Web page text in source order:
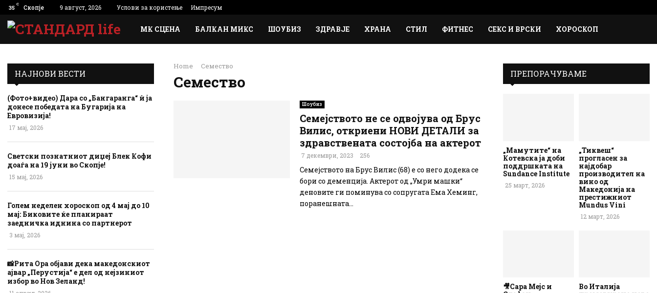
35 C Скопје 9 август, 2026 Услови за користење Импресум
МК СЦЕНА БАЛКАН МИКС ШОУБИЗ ЗДРАВЈЕ ХРАНА СТИЛ ФИТНЕС СЕКС И ВРСКИ ХОРОСКОП
Home Семество
Семество
Шоубиз
Семејството не се одвојува од Брус
Вилис, откриени НОВИ ДЕТАЛИ за
здравствената состојба на актерот
7 декември, 2023 256
Семејството на Брус Вилис (68) е со него додека се
бори со деменција. Актерот од „Умри машки“
деновите ги поминува со сопругата Ема Хеминг,
поранешната...
НАЈНОВИ ВЕСТИ
(Фото+видео) Дара со „Бангаранга“ ѝ ја
донесе победата на Бугарија на
Евровизија!
17 мај, 2026
Светски познатниот диџеј Блек Кофи
доаѓа на 19 јуни во Скопје!
15 мај, 2026
Голем неделен хороскоп од 4 мај до 10
мај: Биковите ќе планираат
заедничка иднина со партнерот
3 мај, 2026
📸Рита Ора објави дека македонскиот
ајвар „Перустија“ е дел од нејзиниот
избор во Нов Зеланд!
ПРЕПОРАЧУВАМЕ
„Мамутите“ на
Котевска ја доби
поддршката на
Sundance Institute
25 март, 2026
„Тиквеш“
прогласен за
најдобар
производител на
вино од
Македонија на
престижниот
Mundus Vini
12 март, 2026
🎥Сара Мејс и
Во Италија